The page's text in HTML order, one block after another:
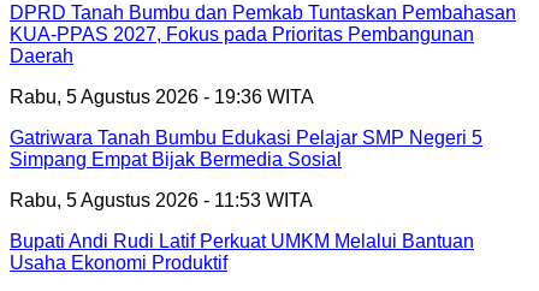
DPRD Tanah Bumbu dan Pemkab Tuntaskan Pembahasan
KUA-PPAS 2027, Fokus pada Prioritas Pembangunan
Daerah
Rabu, 5 Agustus 2026 - 19:36 WITA
Gatriwara Tanah Bumbu Edukasi Pelajar SMP Negeri 5
Simpang Empat Bijak Bermedia Sosial
Rabu, 5 Agustus 2026 - 11:53 WITA
Bupati Andi Rudi Latif Perkuat UMKM Melalui Bantuan
Usaha Ekonomi Produktif